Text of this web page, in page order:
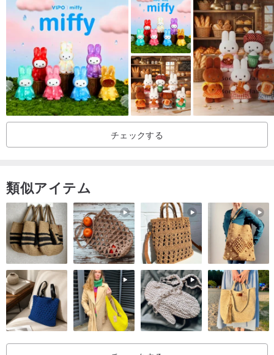
購入の際の注意点
・つまみ細工は非常にデリケートです。型崩れ、水濡れ等に注意し
て、保管・運搬して下さい。
・お使いのPCや端末の画面により、若干色味が異なって見える場合
がございます。
・お客様都合のキャンセル、返品、交換は一切お受けできかねま
・発送時の紛失などのトラブルが起きた場合、こちらでは責任を負
いかねますのでご了承ください。
＊ご質問、ご要望などございましたら、お気軽にお問い合わせくだ
さい。
チェックする
類似アイテム